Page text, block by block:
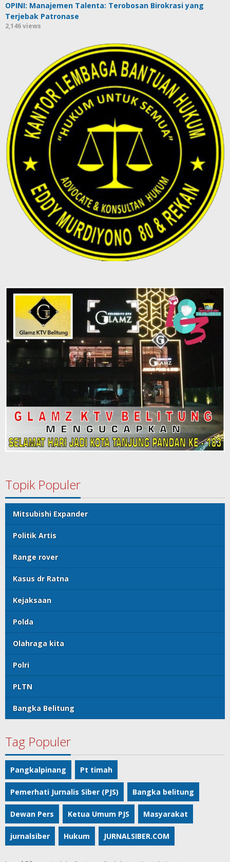
OPINI: Manajemen Talenta: Terobosan Birokrasi yang
Terjebak Patronase
2,146 views
Topik Populer
Mitsubishi Expander
Politik Artis
Range rover
Kasus dr Ratna
Kejaksaan
Polda
Olahraga kita
Polri
PLTN
Bangka Belitung
Tag Populer
Pangkalpinang Pt timah
Pemerhati Jurnalis Siber (PJS) Bangka belitung
Dewan Pers Ketua Umum PJS Masyarakat
jurnalsiber Hukum JURNALSIBER.COM